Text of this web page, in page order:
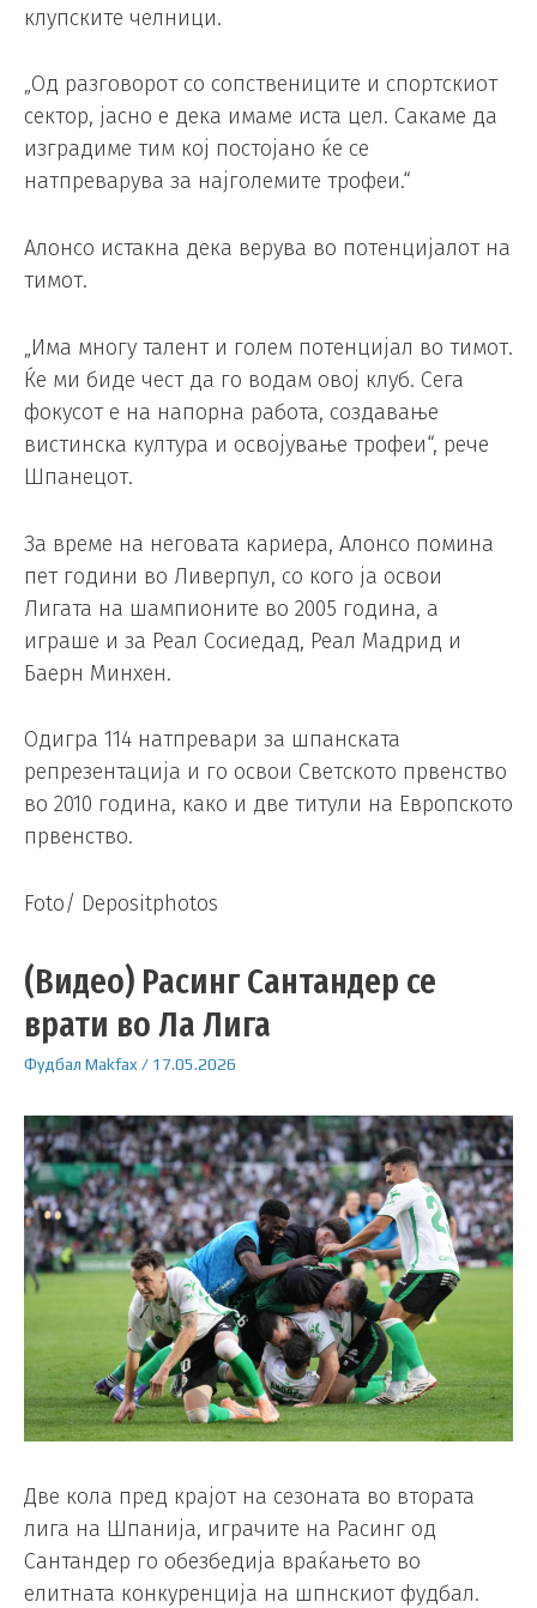
клупските челници.
„Од разговорот со сопствениците и спортскиот
сектор, јасно е дека имаме иста цел. Сакаме да
изградиме тим кој постојано ќе се
натпреварува за најголемите трофеи.“
Алонсо истакна дека верува во потенцијалот на
тимот.
„Има многу талент и голем потенцијал во тимот.
Ќе ми биде чест да го водам овој клуб. Сега
фокусот е на напорна работа, создавање
вистинска култура и освојување трофеи“, рече
Шпанецот.
За време на неговата кариера, Алонсо помина
пет години во Ливерпул, со кого ја освои
Лигата на шампионите во 2005 година, а
играше и за Реал Сосиедад, Реал Мадрид и
Баерн Минхен.
Одигра 114 натпревари за шпанската
репрезентација и го освои Светското првенство
во 2010 година, како и две титули на Европското
првенство.
Foto/ Depositphotos
(Видео) Расинг Сантандер се
врати во Ла Лига
Фудбал Makfax / 17.05.2026
Две кола пред крајот на сезоната во втората
лига на Шпанија, играчите на Расинг од
Сантандер го обезбедија враќањето во
елитната конкуренција на шпнскиот фудбал.